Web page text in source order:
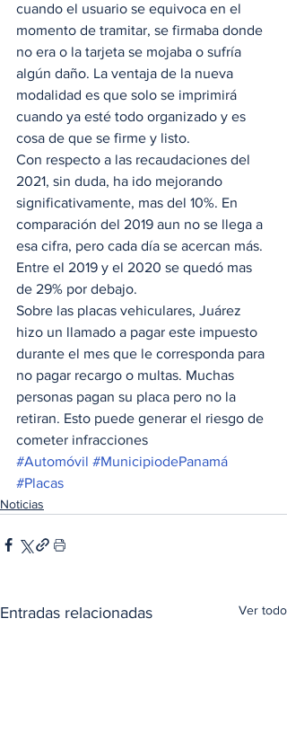
cuando el usuario se equivoca en el
momento de tramitar, se firmaba donde
no era o la tarjeta se mojaba o sufría
algún daño. La ventaja de la nueva
modalidad es que solo se imprimirá
cuando ya esté todo organizado y es
cosa de que se firme y listo.
Con respecto a las recaudaciones del
2021, sin duda, ha ido mejorando
significativamente, mas del 10%. En
comparación del 2019 aun no se llega a
esa cifra, pero cada día se acercan más.
Entre el 2019 y el 2020 se quedó mas
de 29% por debajo.
Sobre las placas vehiculares, Juárez
hizo un llamado a pagar este impuesto
durante el mes que le corresponda para
no pagar recargo o multas. Muchas
personas pagan su placa pero no la
retiran. Esto puede generar el riesgo de
cometer infracciones
#Automóvil #MunicipiodePanamá
#Placas
Noticias
Entradas relacionadas Ver todo